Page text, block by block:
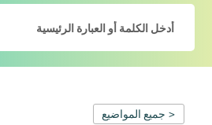
< جميع المواضيع